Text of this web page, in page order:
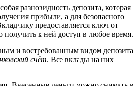
разновидность депозита, которая
прибыли, а для безопасного
предоставляется ключ от
получить к ней доступ в любое время.
и востребованным видом депозита
счёт. Все вклады на них